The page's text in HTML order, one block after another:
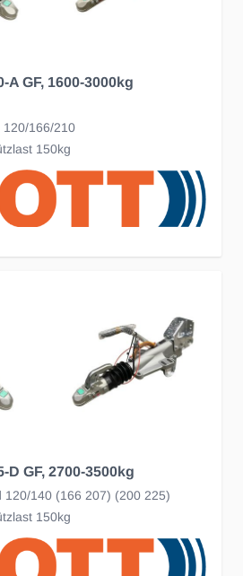
A GF, 1600-3000kg
120/166/210
150kg
D GF, 2700-3500kg
120/140 (166 207) (200 225)
150kg